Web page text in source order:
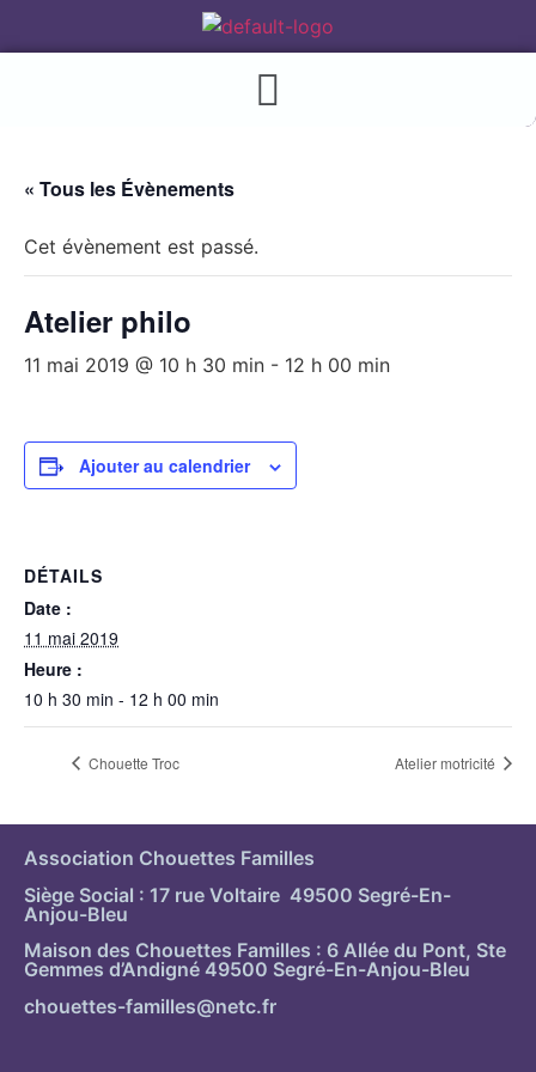
« Tous les Évènements
Cet évènement est passé.
Atelier philo
11 mai 2019 @ 10 h 30 min - 12 h 00 min
Ajouter au calendrier
DÉTAILS
Date :
11 mai 2019
Heure :
10 h 30 min - 12 h 00 min
Chouette Troc Atelier motricité
Association Chouettes Familles
Siège Social : 17 rue Voltaire 49500 Segré-En-
Anjou-Bleu
Maison des Chouettes Familles : 6 Allée du Pont, Ste
Gemmes d’Andigné 49500 Segré-En-Anjou-Bleu
chouettes-familles@netc.fr